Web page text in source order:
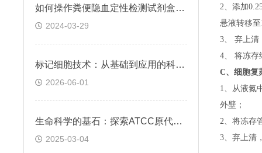
如何操作粪便隐血定性检测试剂盒(邻联甲苯胺法)
2024-03-29
标记细胞技术：从基础到应用的科学探索
2026-06-01
生命科学的基石：探索ATCC原代细胞的魅力
2025-03-04
2、添加
悬液转移
3、 弃上清
4、 将冻存
C、 细胞复
1、 从液氮
外壁；
2、 将冻存
3、 弃上清